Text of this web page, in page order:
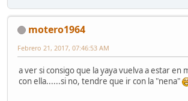
motero1964
Febrero 21, 2017, 07:46:53 AM
a ver si consigo que la yaya vuelva a estar en
con ella......si no, tendre que ir con la "nena"